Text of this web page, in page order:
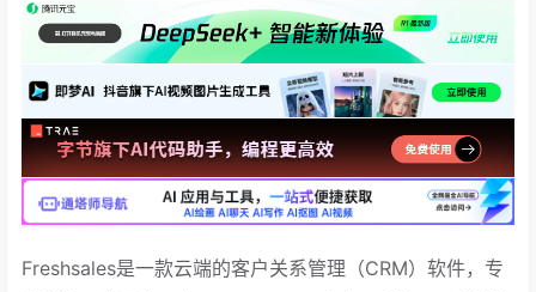
Freshsales是一款云端的客户关系管理（CRM）软件，专